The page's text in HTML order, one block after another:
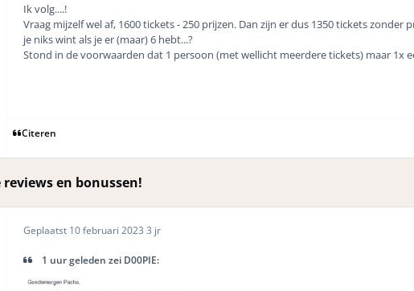
Ik volg....!
Vraag mijzelf wel af, 1600 tickets - 250 prijzen. Dan zijn er dus 1350 tickets zonder
je niks wint als je er (maar) 6 hebt...?
Stond in de voorwaarden dat 1 persoon (met wellicht meerdere tickets) maar 1x
Citeren
en bonussen!
Geplaatst 10 februari 2023 3 jr
1 uur geleden zei D00PIE: